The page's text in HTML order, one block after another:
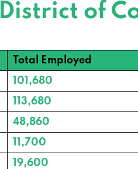
District of
Total Employed
101,680
113,680
48,860
11,700
19,600